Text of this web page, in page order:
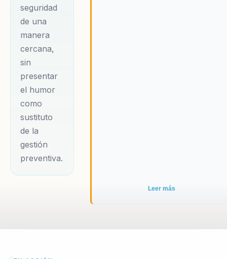
seguridad
de una
manera
cercana,
sin
presentar
el humor
como
sustituto
de la
gestión
preventiva.
Leer más